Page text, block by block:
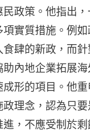
政策。他指出
實質措施。例
肆的新政，而
內地企業拓展
成形的項目。他
政理念，認為只
，不應受制於剩